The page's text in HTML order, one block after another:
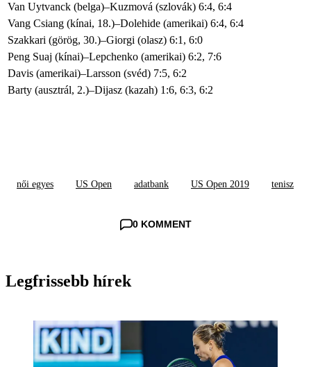
Van Uytvanck (belga)–Kuzmová (szlovák) 6:4, 6:4
Vang Csiang (kínai, 18.)–Dolehide (amerikai) 6:4, 6:4
Szakkari (görög, 30.)–Giorgi (olasz) 6:1, 6:0
Peng Suaj (kínai)–Lepchenko (amerikai) 6:2, 7:6
Davis (amerikai)–Larsson (svéd) 7:5, 6:2
Barty (ausztrál, 2.)–Dijasz (kazah) 1:6, 6:3, 6:2
női egyes US Open adatbank US Open 2019 tenisz
0 KOMMENT
Legfrissebb hírek